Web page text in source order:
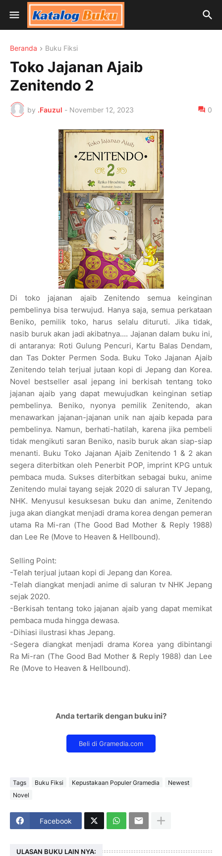
Beranda Buku Fiksi
Toko Jajanan Ajaib
Zenitendo 2
by .Fauzul - November 12, 2023 0
Di toko jajanan ajaib Zenitendo semua keinginan
pembelinya bisa terwujud. Hanya saja, semua perkataan
Beniko, pemilik toko, harus selalu dituruti. Jika tidak,
nasib buruk akan jadi akibatnya.... Jajanan dalam buku ini,
di antaranya: Roti Gulung Pencuri, Kartu Balas Dendam,
dan Tas Dokter Permen Soda. Buku Toko Jajanan Ajaib
Zenitendo telah terjual jutaan kopi di Jepang dan Korea.
Novel bestseller asal jepang ini berkisah tentang toko
jajanan ajaib yang dapat mewujudkan keinginan setiap
pembelinya. Beniko, nyonya pemilik Zenitendo, akan
menawarkan jajanan-jajanan unik nan ajaib kepada para
pembelinya. Namun, berhati-hatilah, karena jika pembeli
tidak mengikuti saran Beniko, nasib buruk akan siap-siap
menanti. Buku Toko Jajanan Ajaib Zenitendo 1 & 2 akan
segera diterbitkan oleh Penerbit POP, imprint KPG untuk
pembaca muda. Sukses diterbitkan sebagai buku, anime
Zenitendo mulai tayang sejak 2020 di saluran TV Jepang,
NHK. Menyusul kesuksesan buku dan anime, Zenitendo
juga akan diangkat menjadi drama korea dengan pemeran
utama Ra Mi-ran (The Good Bad Mother & Reply 1988)
dan Lee Re (Move to Heaven & Hellbound).
Selling Point:
-Telah terjual jutaan kopi di Jepang dan Korea.
-Telah diangkat menjadi anime di saluran tv NHK Jepang
sejak 2020.
-Berkisah tentang toko jajanan ajaib yang dapat memikat
pembaca muda hingga dewasa.
-Dihiasi ilustrasi khas Jepang.
-Segera diangkat menjadi drama Korea yang dibintangi
Ra Mi-ran (The Good Bad Mother & Reply 1988) dan Lee
Re (Move to Heaven & Hellbound).
Anda tertarik dengan buku ini?
Tags Buku Fiksi Kepustakaan Populer Gramedia
Newest
Novel
Facebook
ULASAN BUKU LAIN NYA: